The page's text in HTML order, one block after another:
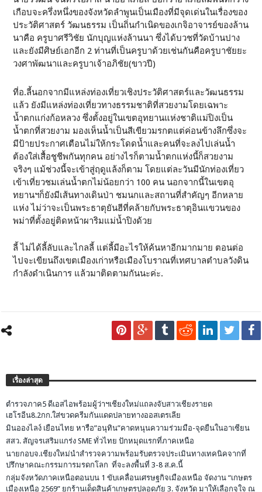
เกือบจะครึ่งหนึ่งของจังหวัดลำพูนเป็นเมืองที่มีจุดเด่นในเรื่องของ
ประวัติศาสตร์ วัฒนธรรม เป็นถิ่นกำเนิดของเกจิอาจารย์ของล้าน
นาคือ ครูบาศรีวิชัย นักบุญแห่งล้านนา ซึ่งได้บวชที่วัดบ้านปาง
และยังมีศิษย์เอกอีก 2 ท่านที่เป็นครูบาด้วยเช่นกันคือครูบาชัยยะ
วงศาพัฒนาและครูบาเจ้าอภิชัย(ขาวปี)
ที่อ.ลี้นอกจากมีแหล่งท่องเที่ยวเชิงประวัติศาสตร์และวัฒนธรรม
แล้ว ยังมีแหล่งท่องเที่ยวทางธรรมชาติที่สวยงามโดยเฉพาะ
น้ำตกแก่งก้อหลวง ซึ่งตั้งอยู่ในเขตอุทยานแห่งชาติแม่ปิงเป็น
น้ำตกที่สวยงาม มองเห็นน้ำเป็นสีเขียวมรกตแต่ค่อนข้างลึกซึ่งจะ
มีป้ายประกาศเตือนไม่ให้กระโดดน้ำและคนที่จะลงไปเล่นน้ำ
ต้องใส่เสื้อชูชีพกันทุกคน อย่างไรก็ตามน้ำตกแห่งนี้ก็สวยงาม
จริงๆ แม้ช่วงนี้จะเข้าสู่ฤดูแล้งก็ตาม โดยแต่ละวันมีนักท่องเที่ยว
เข้าเที่ยวชมเล่นน้ำตกไม่น้อยกว่า 100 คน นอกจากนี้ในเขตอุ
ทยานฯก็ยังมีเส้นทางเดินป่า ชมนกและสถานที่สำคัญๆ อีกหลาย
แห่ง ไม่ว่าจะเป็นพระธาตุยันฮีที่คล้ายกับพระธาตุอินแขวนของ
พม่าที่ตั้งอยู่ติดหน้าผาริมแม่น้ำปิงด้วย
ลี้ ไม่ได้ลี้ลับและไกลลี้ แต่ลี้มีอะไรให้ค้นหาอีกมากมาย ตอนต่อ
ไปจะเขียนถึงเขตเมืองเก่าหรือเมืองโบราณที่เทศบาลตำบลวังดิน
กำลังดำเนินการ แล้วมาติดตามกันนะค่ะ.
เรื่องล่าสุด
ตำรวจภาค5 ดีเอสไอพร้อมผู้ว่าฯเชียงใหม่แถลงจับสาวเชียงรายด
เฮโรอีน8.2กก.ใส่ขวดครีมกันแดดปลายทางออสเตรเลีย
มินอองไลง์ เยือนไทย หารือ”อนุทิน”คาดหนุนความร่วมมือ-จุดยืนในอาเซียน
สสว. สัญจรเสริมแกร่ง SME ทั่วไทย ปักหมุดแรกที่ภาคเหนือ
นายกอบจ.เชียงใหม่นำสำรวจความพร้อมรับตรวจประเมินทางเทคนิคจากที่
ปรึกษาคณะกรรมการมรดกโลก ที่จะลงพื้นที่ 3-8 ส.ค.นี้
กลุ่มจังหวัดภาคเหนือตอนบน 1 ขับเคลื่อนเศรษฐกิจเมืองเหนือ จัดงาน “เกษตร
เมืองเหนือ 2569” ยกร้านเด็ดสินค้าเกษตรปลอดภัย 3. จังหวัด มาให้เลือกจุใจ ณ